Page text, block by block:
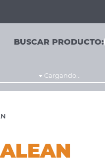
BUSCAR PRODUCTO:
Cargando...
ALEAN